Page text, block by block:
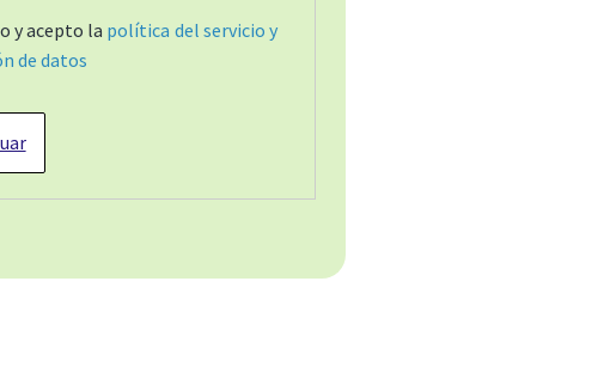
y acepto la política del servicio y
de datos